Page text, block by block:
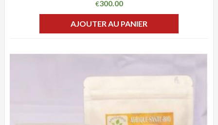
€300.00
AJOUTER AU PANIER